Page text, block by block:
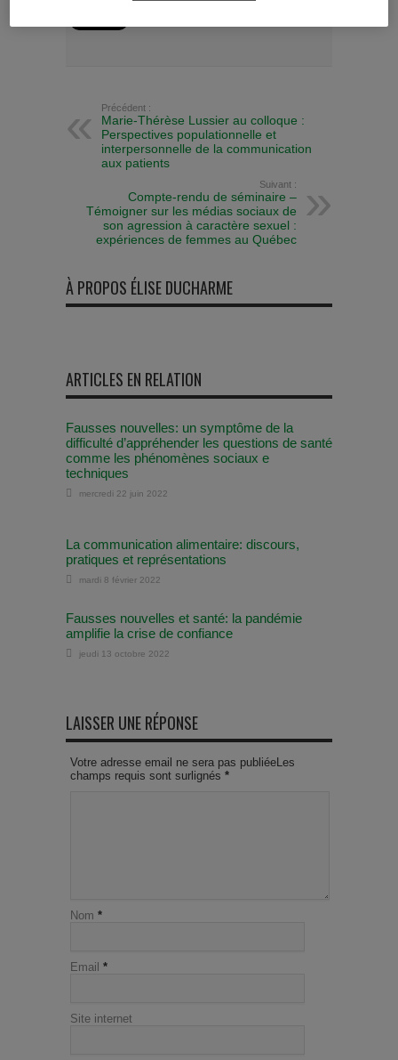
Précédent :
Marie-Thérèse Lussier au colloque :
Perspectives populationnelle et
interpersonnelle de la communication
aux patients
Suivant :
Compte-rendu de séminaire –
Témoigner sur les médias sociaux de
son agression à caractère sexuel :
expériences de femmes au Québec
À PROPOS ÉLISE DUCHARME
ARTICLES EN RELATION
Fausses nouvelles: un symptôme de la
difficulté d’appréhender les questions de santé
comme les phénomènes sociaux e
techniques
mercredi 22 juin 2022
La communication alimentaire: discours,
pratiques et représentations
mardi 8 février 2022
Fausses nouvelles et santé: la pandémie
amplifie la crise de confiance
jeudi 13 octobre 2022
LAISSER UNE RÉPONSE
Votre adresse email ne sera pas publiéeLes
champs requis sont surlignés *
Nom *
Email *
Site internet